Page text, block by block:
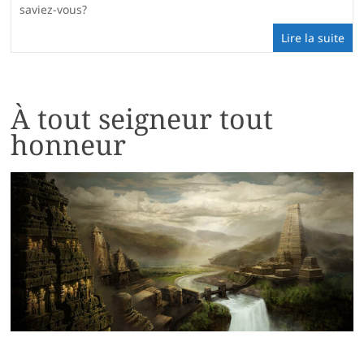
saviez-vous?
Lire la suite
À tout seigneur tout
honneur